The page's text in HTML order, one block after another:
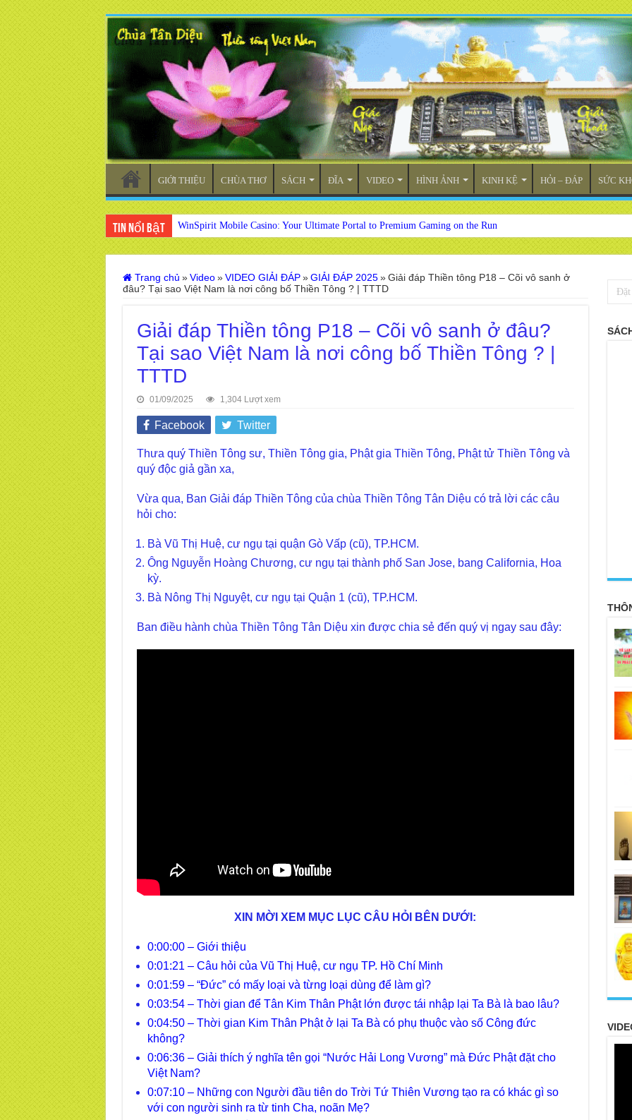
GIỚI THIỆU CHÙA THƠ SÁCH ĐĨA VIDEO HÌNH ẢNH KINH KỆ HỎI – ĐÁP SỨC
Tin nổi bật WinSpirit Mobile Casino: Your Ultimate Portal to Premium Gaming on the Run
Trang chủ » Video » VIDEO GIẢI ĐÁP » GIẢI ĐÁP 2025 » Giải đáp Thiền tông P18 – Cõi vô sanh ở
đâu? Tại sao Việt Nam là nơi công bố Thiền Tông ? | TTTD
Giải đáp Thiền tông P18 – Cõi vô sanh ở đâu?
Tại sao Việt Nam là nơi công bố Thiền Tông ? |
TTTD
01/09/2025 1,304 Lượt xem
Facebook Twitter
Thưa quý Thiền Tông sư, Thiền Tông gia, Phật gia Thiền Tông, Phật tử Thiền Tông và
quý độc giả gần xa,
Vừa qua, Ban Giải đáp Thiền Tông của chùa Thiền Tông Tân Diệu có trả lời các câu
hỏi cho:
Bà Vũ Thị Huệ, cư ngụ tại quận Gò Vấp (cũ), TP.HCM.
Ông Nguyễn Hoàng Chương, cư ngụ tại thành phố San Jose, bang California, Hoa
kỳ.
Bà Nông Thị Nguyệt, cư ngụ tại Quận 1 (cũ), TP.HCM.
Ban điều hành chùa Thiền Tông Tân Diệu xin được chia sẻ đến quý vị ngay sau đây:
XIN MỜI XEM MỤC LỤC CÂU HỎI BÊN DƯỚI:
0:00:00 – Giới thiệu
0:01:21 – Câu hỏi của Vũ Thị Huệ, cư ngụ TP. Hồ Chí Minh
0:01:59 – “Đức” có mấy loại và từng loại dùng để làm gì?
0:03:54 – Thời gian để Tân Kim Thân Phật lớn được tái nhập lại Ta Bà là bao lâu?
0:04:50 – Thời gian Kim Thân Phật ở lại Ta Bà có phụ thuộc vào số Công đức
không?
0:06:36 – Giải thích ý nghĩa tên gọi “Nước Hải Long Vương” mà Đức Phật đặt cho
Việt Nam?
0:07:10 – Những con Người đầu tiên do Trời Tứ Thiên Vương tạo ra có khác gì so
với con người sinh ra từ tinh Cha, noãn Mẹ?